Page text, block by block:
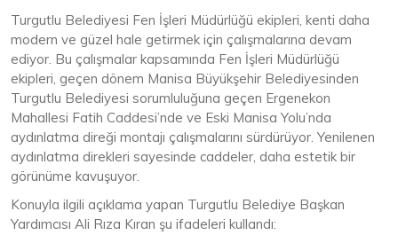
Turgutlu Belediyesi Fen İşleri Müdürlüğü ekipleri, kenti daha
modern ve güzel hale getirmek için çalışmalarına devam
ediyor. Bu çalışmalar kapsamında Fen İşleri Müdürlüğü
ekipleri, geçen dönem Manisa Büyükşehir Belediyesinden
Turgutlu Belediyesi sorumluluğuna geçen Ergenekon
Mahallesi Fatih Caddesi’nde ve Eski Manisa Yolu’nda
aydınlatma direği montajı çalışmalarını sürdürüyor. Yenilenen
aydınlatma direkleri sayesinde caddeler, daha estetik bir
görünüme kavuşuyor.
Konuyla ilgili açıklama yapan Turgutlu Belediye Başkan
Yardımcısı Ali Rıza Kıran şu ifadeleri kullandı: